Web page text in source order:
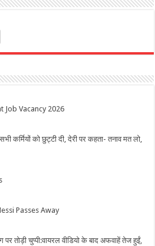
Job Vacancy 2026
कर्मियों को छुट्टी दी, देरी पर कहता- तनाव मत लो,
Passes Away
तोड़ी चुप्पी:वायरल वीडियो के बाद अफवाहें तेज हुईं,